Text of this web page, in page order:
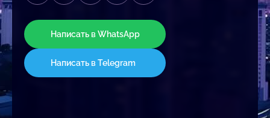
Написать в WhatsApp
Написать в Telegram